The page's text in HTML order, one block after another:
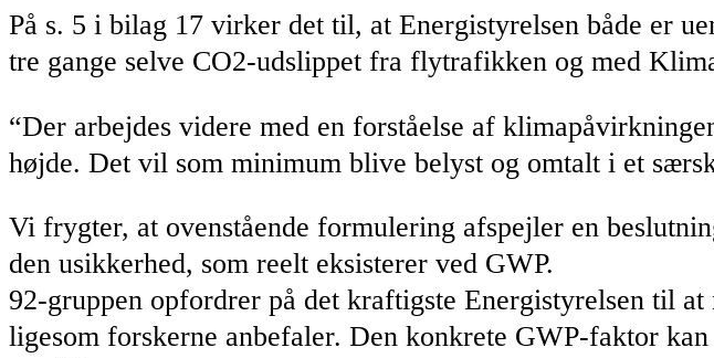
På s. 5 i bilag 17 virker det til, at Energistyrelsen både er
tre gange selve CO2-udslippet fra flytrafikken og med
“Der arbejdes videre med en forståelse af
højde. Det vil som minimum blive belyst og omtalt i et
Vi frygter, at ovenstående formulering afspejler en
den usikkerhed, som reelt eksisterer ved GWP.
92-gruppen opfordrer på det kraftigste Energistyrelsen til
ligesom forskerne anbefaler. Den konkrete GWP-faktor